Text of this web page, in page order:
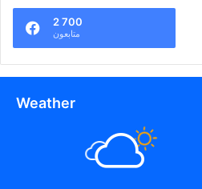
2 700
متابعون
Weather